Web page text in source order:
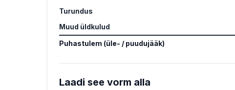
Turundus
Muud üldkulud
Puhastulem (üle- / puudujääk)
Laadi see vorm alla